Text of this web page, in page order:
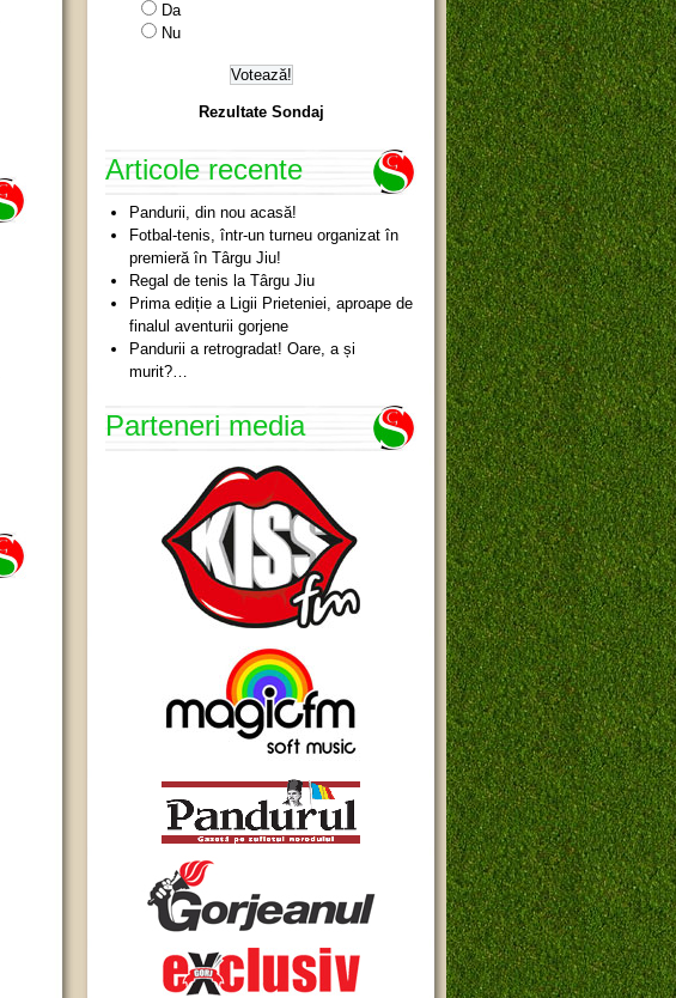
Da
Nu
Rezultate Sondaj
Articole recente
Pandurii, din nou acasă!
Fotbal-tenis, într-un turneu organizat în
premieră în Târgu Jiu!
Regal de tenis la Târgu Jiu
Prima ediție a Ligii Prieteniei, aproape de
finalul aventurii gorjene
Pandurii a retrogradat! Oare, a și
murit?…
Parteneri media